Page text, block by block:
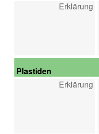
Erklärung
Plastiden
Erklärung